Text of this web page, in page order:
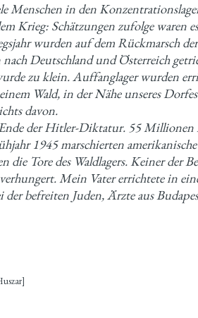
Menschen in den
Krieg: Schätzungen zufolge waren
wurden auf dem Rückmarsch
nach Deutschland und Österreich
zu klein. Auffanglager wurden
Wald, in der Nähe unseres
davon.
der Hitler-Diktatur. 55 Millionen
1945 marschierten
die Tore des Waldlagers. Keiner der
Mein Vater errichtete in
befreiten Juden, Ärzte aus